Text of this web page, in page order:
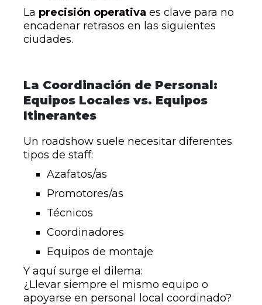
La precisión operativa es clave para no
encadenar retrasos en las siguientes
ciudades.
La Coordinación de Personal:
Equipos Locales vs. Equipos
Itinerantes
Un roadshow suele necesitar diferentes
tipos de staff:
Azafatos/as
Promotores/as
Técnicos
Coordinadores
Equipos de montaje
Y aquí surge el dilema:
¿Llevar siempre el mismo equipo o
apoyarse en personal local coordinado?